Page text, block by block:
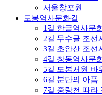
서울창포원
도봉역사문화길
1길 한글역사문
2길 무수골 조선
3길 초안산 조선
4길 창동역사문
5길 도봉서원 바
6길 분단의 아픔
7길 중랑천 따라